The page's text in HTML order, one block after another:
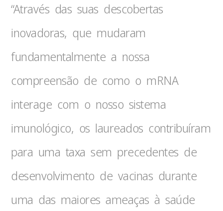
“Através das suas descobertas
inovadoras, que mudaram
fundamentalmente a nossa
compreensão de como o mRNA
interage com o nosso sistema
imunológico, os laureados contribuíram
para uma taxa sem precedentes de
desenvolvimento de vacinas durante
uma das maiores ameaças à saúde